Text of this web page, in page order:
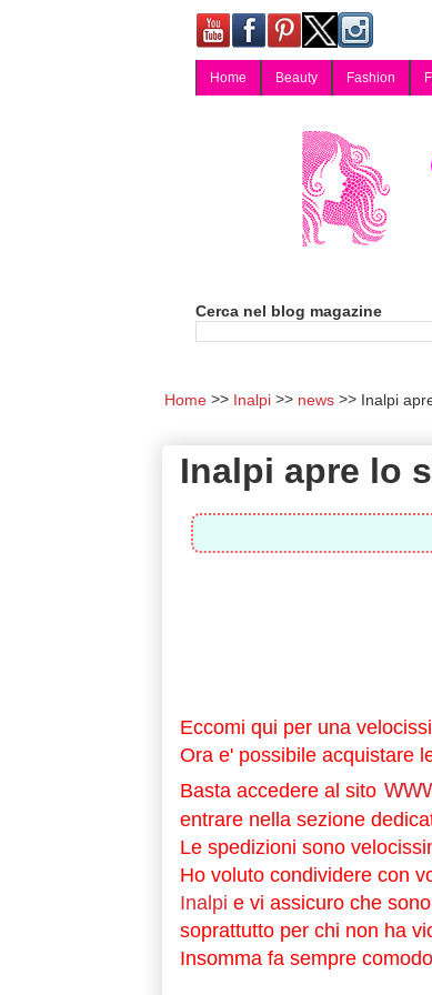
Home Beauty Fashion
Cerca nel blog magazine
Home Inalpi news Inalpi
Inalpi apre lo
Eccomi qui per una
Ora e' possibile acquistare
Basta accedere al sito
entrare nella sezione
Le spedizioni sono
Ho voluto condividere con
Inalpi e vi assicuro che
soprattutto per chi non ha
Insomma fa sempre